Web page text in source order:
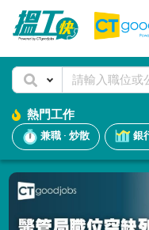
熱門工作
兼職 · 炒散 銀